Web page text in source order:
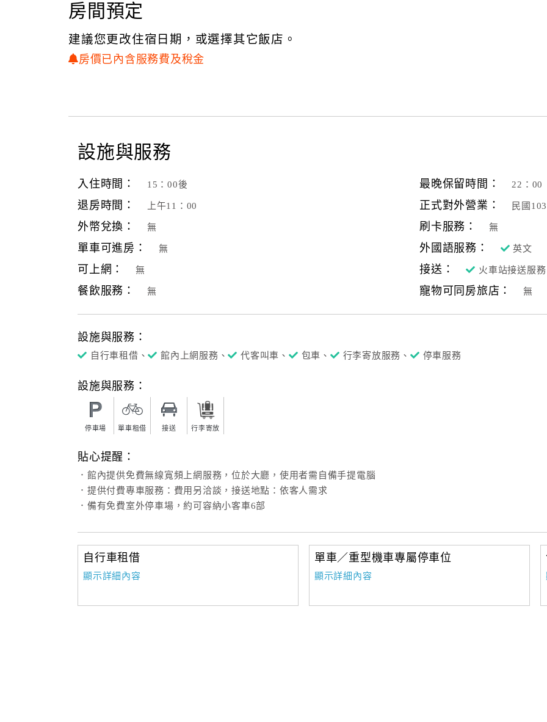
房間預定
建議您更改住宿日期，或選擇其它飯店。
房價已內含服務費及稅金
設施與服務
入住時間： 15：00後 最晚保留時間： 22：00
退房時間： 上午11：00 正式對外營業： 民國
外幣兌換： 無 刷卡服務： 無
單車可進房： 無 外國語服務： 英文
可上網： 無 接送： 火車站接送服務
餐飲服務： 無 寵物可同房旅店： 無
設施與服務：
自行車租借、 館內上網服務、 代客叫車、 包車、 行李寄放服務、 停車服務
設施與服務：
停車場 單車租借 接送 行李寄放
貼心提醒：
．館內提供免費無線寬頻上網服務，位於大廳，使用者需自備手提電腦
．提供付費專車服務：費用另洽談，接送地點：依客人需求
．備有免費室外停車場，約可容納小客車6部
自行車租借
顯示詳細內容
單車／重型機車專屬停車位
顯示詳細內容